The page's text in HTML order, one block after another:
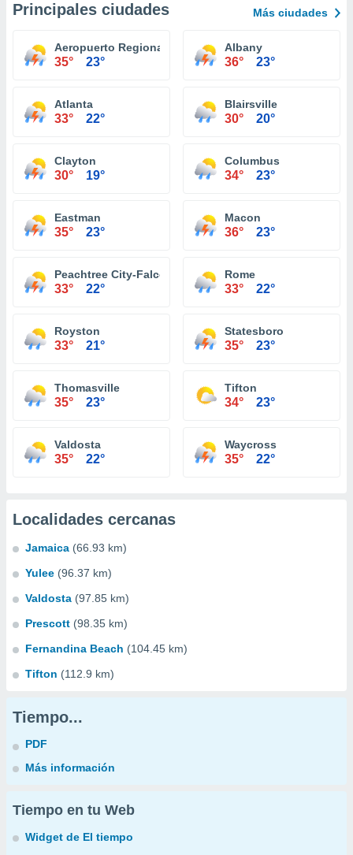
Principales ciudades Más ciudades
Aeropuerto Regional Augusta
35° 23°
Albany
36° 23°
Atlanta
33° 22°
Blairsville
30° 20°
Clayton
30° 19°
Columbus
34° 23°
Eastman
35° 23°
Macon
36° 23°
Peachtree City-Falcon Field Atlanta
33° 22°
Rome
33° 22°
Royston
33° 21°
Statesboro
35° 23°
Thomasville
35° 23°
Tifton
34° 23°
Valdosta
35° 22°
Waycross
35° 22°
Localidades cercanas
Jamaica (66.93 km)
Yulee (96.37 km)
Valdosta (97.85 km)
Prescott (98.35 km)
Fernandina Beach (104.45 km)
Tifton (112.9 km)
Tiempo...
PDF
Más información
Tiempo en tu Web
Widget de El tiempo